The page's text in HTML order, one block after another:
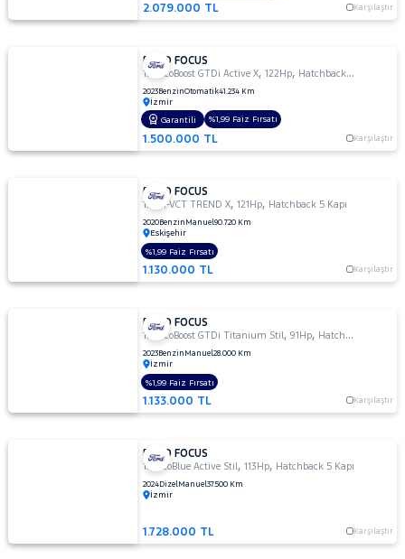
2.079.000 TL Karşılaştır
FORD FOCUS
1.0 EcoBoost GTDi Active X,122Hp, Hatchback 5 Kapı
2023BenzinOtomatik41.234 Km
İzmir
1.500.000 TL Karşılaştır
Garantili %1,99 Faiz Fırsatı
FORD FOCUS
1.5 TI-VCT TREND X,121Hp, Hatchback 5 Kapı
2020Benzin Manuel90.720 Km
Eskişehir
1.130.000 TL Karşılaştır
%1,99 Faiz Fırsatı
FORD FOCUS
1.0 EcoBoost GTDi Titanium Stil,91Hp, Hatchback 5 Kapı
2023Benzin Manuel28.000 Km
İzmir
1.133.000 TL Karşılaştır
%1,99 Faiz Fırsatı
FORD FOCUS
1.5 EcoBlue Active Stil,113Hp, Hatchback 5 Kapı
2024DizelManuel37.500 Km
İzmir
1.728.000 TL Karşılaştır